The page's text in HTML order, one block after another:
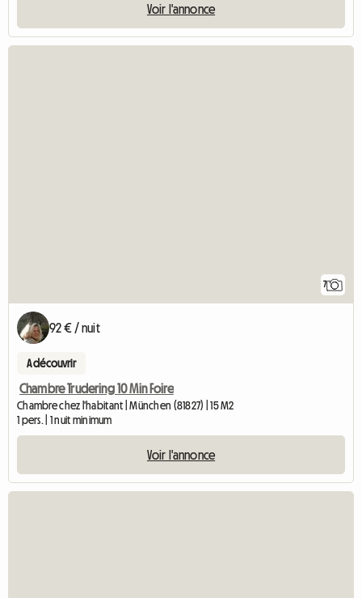
Voir l'annonce
7
92 € / nuit
A découvrir
Chambre Trudering 10 Min Foire
Chambre chez l'habitant | München (81827) | 15 M2
1 pers. | 1 nuit minimum
Voir l'annonce